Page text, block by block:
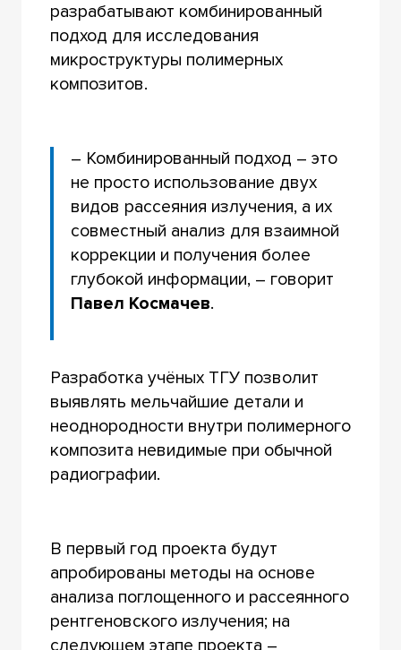
разрабатывают комбинированный
подход для исследования
микроструктуры полимерных
композитов.
– Комбинированный подход – это
не просто использование двух
видов рассеяния излучения, а их
совместный анализ для взаимной
коррекции и получения более
глубокой информации, – говорит
Павел Космачев.
Разработка учёных ТГУ позволит
выявлять мельчайшие детали и
неоднородности внутри полимерного
композита невидимые при обычной
радиографии.
В первый год проекта будут
апробированы методы на основе
анализа поглощенного и рассеянного
рентгеновского излучения; на
следующем этапе проекта –